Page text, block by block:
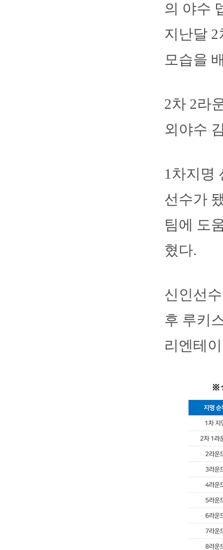
의 야수
지난달
모습을
2차 2라
외야수
1차지명
선수가
팀에 도
혔다.
신인선
후 루키
리엔테